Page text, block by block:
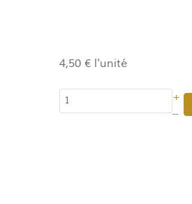
4,50 € l'unité
+
–